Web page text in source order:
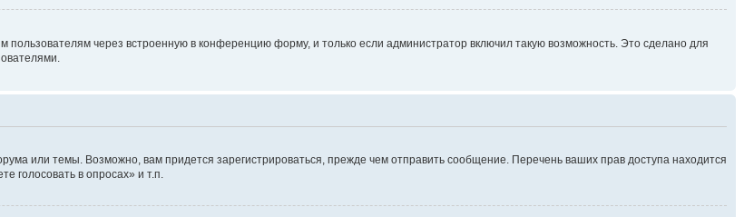
пользователям через встроенную в конференцию форму, и только если администратор включил такую возможность. Это сделано для
или темы. Возможно, вам придется зарегистрироваться, прежде чем отправить сообщение. Перечень ваших прав доступа находится
в опросах» и т.п.